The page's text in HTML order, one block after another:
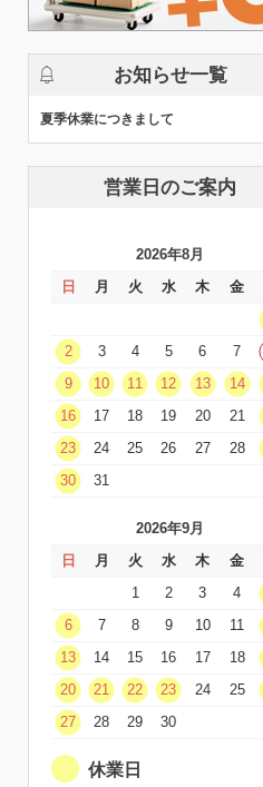
お知らせ一覧
夏季休業につきまして
営業日のご案内
2026年8月
日
月 火 水 木 金
2
3 4 5 6 7
9
10 11 12 13 14
16
17 18 19 20 21
23
24 25 26 27 28
30
31
2026年9月
日
月 火 水 木 金
1
2 3 4
6
7 8 9 10 11
13
14 15 16 17 18
20
21 22 23 24 25
27
28 29 30
休業日